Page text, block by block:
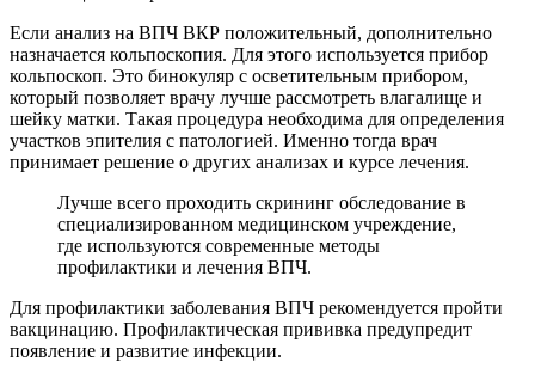
Если анализ на ВПЧ ВКР положительный, дополнительно
назначается кольпоскопия. Для этого используется прибор
кольпоскоп. Это бинокуляр с осветительным прибором,
который позволяет врачу лучше рассмотреть влагалище и
шейку матки. Такая процедура необходима для определения
участков эпителия с патологией. Именно тогда врач
принимает решение о других анализах и курсе лечения.
Лучше всего проходить скрининг обследование в
специализированном медицинском учреждение,
где используются современные методы
профилактики и лечения ВПЧ.
Для профилактики заболевания ВПЧ рекомендуется пройти
вакцинацию. Профилактическая прививка предупредит
появление и развитие инфекции.